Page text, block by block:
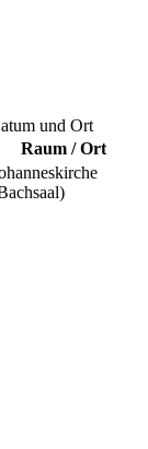
und Ort
Raum / Ort